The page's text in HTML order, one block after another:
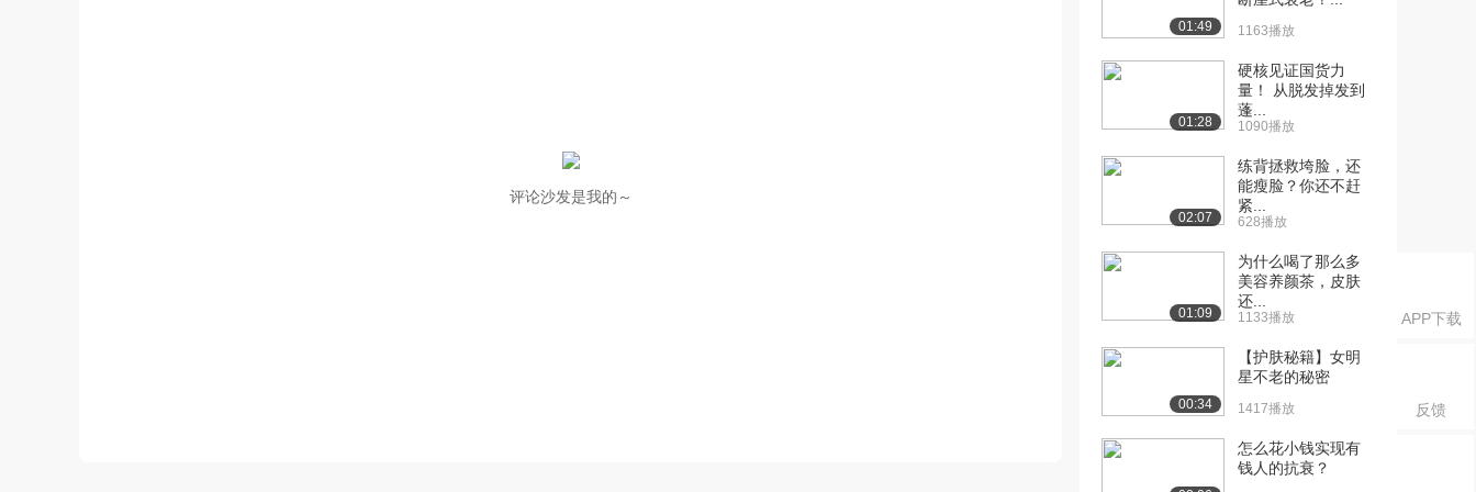
APP下载
反馈
评论沙发是我的～
01:49 1163播放
01:28
硬核见证国货力
量！ 从脱发掉发到
蓬...
1090播放
02:07
练背拯救垮脸，还
能瘦脸？你还不赶
紧...
628播放
01:09
为什么喝了那么多
美容养颜茶，皮肤
还...
1133播放
00:34
【护肤秘籍】女明
星不老的秘密
1417播放
怎么花小钱实现有
钱人的抗衰？